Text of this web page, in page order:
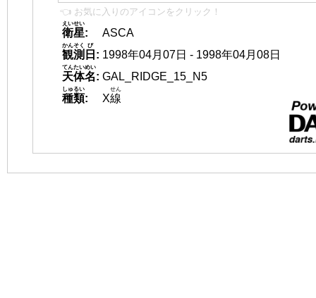
👈 お気に入りのアイコンをクリック！
衛星
えいせい
:
ASCA
観測
かんそく
日
び
: 1998年04月07日 - 1998年04月08日
天体名
てんたいめい
: GAL_RIDGE_15_N5
種類
しゅるい
: X線
せん